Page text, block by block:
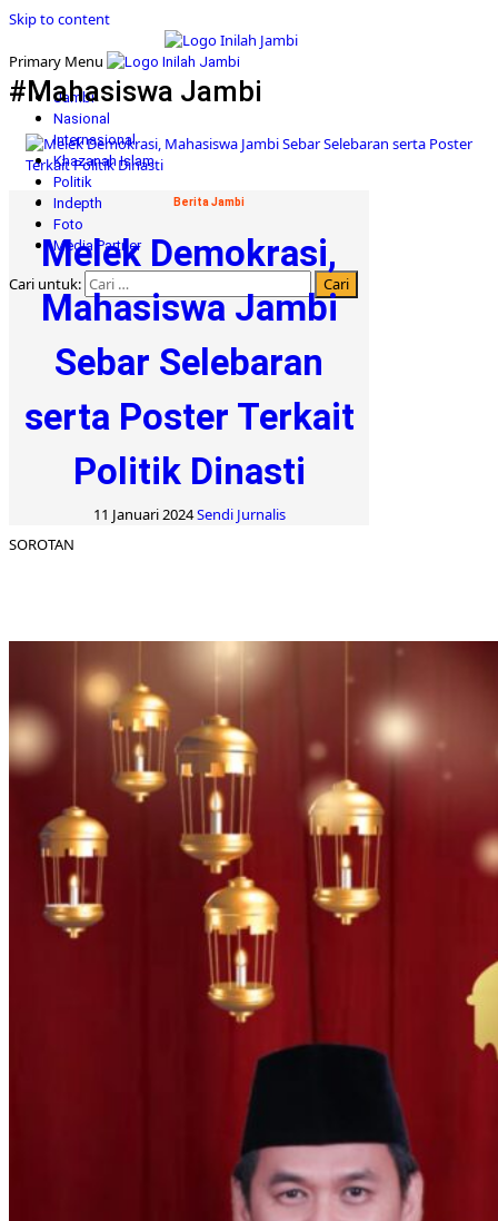
Skip to content
Primary Menu
Jambi
Nasional
Internasional
Khazanah Islam
Politik
Indepth
Foto
Media Partner
Cari untuk:
#Mahasiswa Jambi
Berita Jambi
Melek Demokrasi,
Mahasiswa Jambi
Sebar Selebaran
serta Poster Terkait
Politik Dinasti
11 Januari 2024Sendi Jurnalis
SOROTAN